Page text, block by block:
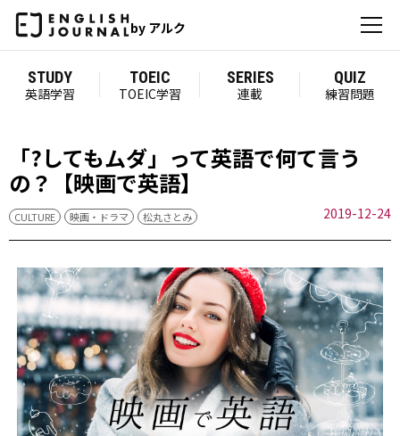
by アルク
STUDY
英語学習
TOEIC
TOEIC学習
SERIES
連載
QUIZ
練習問題
「?してもムダ」って英語で何て言う
の？【映画で英語】
CULTURE 映画・ドラマ 松丸さとみ 2019-12-24